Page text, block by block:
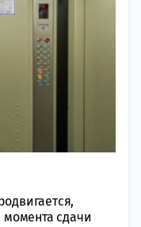
момента сдачи